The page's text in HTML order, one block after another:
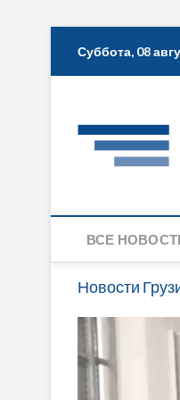
Суббота, 08
ВСЕ
Новости